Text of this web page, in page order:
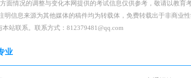
面情况的调整与变化本网提供的考试信息仅供参考，敬请以教育
明信息来源为其他媒体的稿件均为转载体，免费转载出于非商业
本站联系。联系方式：812379481@qq.com
业